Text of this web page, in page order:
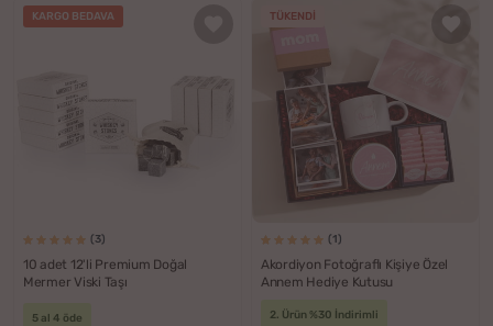
KARGO BEDAVA
(3)
10 adet 12'li Premium Doğal
Mermer Viski Taşı
5 al 4 öde
TÜKENDI
(1)
Akordiyon Fotoğraflı Kişiye Özel
Annem Hediye Kutusu
2. Ürün %30 İndirimli